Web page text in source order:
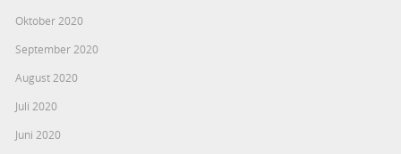
Oktober 2020
September 2020
August 2020
Juli 2020
Juni 2020